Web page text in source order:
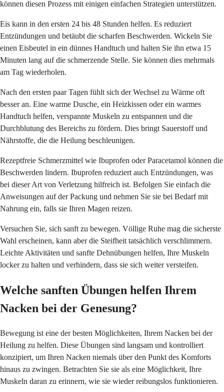
können diesen Prozess mit einigen einfachen Strategien unterstützen.
Eis kann in den ersten 24 bis 48 Stunden helfen. Es reduziert
Entzündungen und betäubt die scharfen Beschwerden. Wickeln Sie
einen Eisbeutel in ein dünnes Handtuch und halten Sie ihn etwa 15
Minuten lang auf die schmerzende Stelle. Sie können dies mehrmals
am Tag wiederholen.
Nach den ersten paar Tagen fühlt sich der Wechsel zu Wärme oft
besser an. Eine warme Dusche, ein Heizkissen oder ein warmes
Handtuch helfen, verspannte Muskeln zu entspannen und die
Durchblutung des Bereichs zu fördern. Dies bringt Sauerstoff und
Nährstoffe, die die Heilung beschleunigen.
Rezeptfreie Schmerzmittel wie Ibuprofen oder Paracetamol können die
Beschwerden lindern. Ibuprofen reduziert auch Entzündungen, was
bei dieser Art von Verletzung hilfreich ist. Befolgen Sie einfach die
Anweisungen auf der Packung und nehmen Sie sie bei Bedarf mit
Nahrung ein, falls sie Ihren Magen reizen.
Versuchen Sie, sich sanft zu bewegen. Völlige Ruhe mag die sicherste
Wahl erscheinen, kann aber die Steifheit tatsächlich verschlimmern.
Leichte Aktivitäten und sanfte Dehnübungen helfen, Ihre Muskeln
locker zu halten und verhindern, dass sie sich weiter versteifen.
Welche sanften Übungen helfen Ihrem
Nacken bei der Genesung?
Bewegung ist eine der besten Möglichkeiten, Ihrem Nacken bei der
Heilung zu helfen. Diese Übungen sind langsam und kontrolliert
konzipiert, um Ihren Nacken niemals über den Punkt des Komforts
hinaus zu zwingen. Betrachten Sie sie als eine Möglichkeit, Ihre
Muskeln daran zu erinnern, wie sie wieder reibungslos funktionieren.